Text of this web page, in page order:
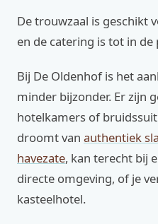
De trouwzaal is geschikt
en de catering is tot in
Bij De Oldenhof is het
minder bijzonder. Er zijn
hotelkamers of
droomt van authentiek
havezate, kan terecht bij
directe omgeving, of je
kasteelhotel.